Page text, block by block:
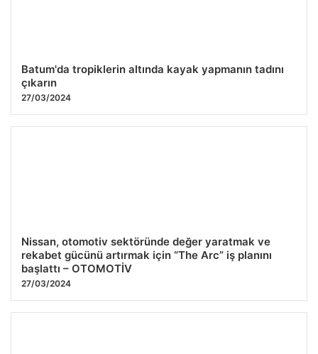
Batum'da tropiklerin altında kayak yapmanın tadını
çıkarın
27/03/2024
Nissan, otomotiv sektöründe değer yaratmak ve
rekabet gücünü artırmak için “The Arc” iş planını
başlattı – OTOMOTİV
27/03/2024